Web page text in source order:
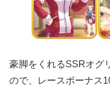
豪脚をくれるSSRオグ
ので、レースボーナス